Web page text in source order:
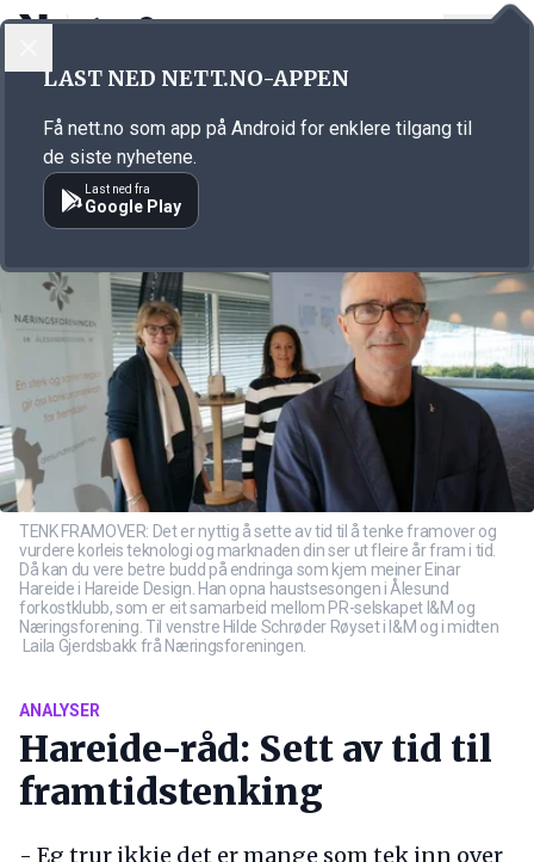
Annonsørinnhold
TENK FRAMOVER: Det er nyttig å sette av tid til å tenke framover og
vurdere korleis teknologi og marknaden din ser ut fleire år fram i tid.
Då kan du vere betre budd på endringa som kjem meiner Einar
Hareide i Hareide Design. Han opna haustsesongen i Ålesund
forkostklubb, som er eit samarbeid mellom PR-selskapet I&M og
Næringsforening. Til venstre Hilde Schrøder Røyset i I&M og i midten
Laila Gjerdsbakk frå Næringsforeningen.
ANALYSER
Hareide-råd: Sett av tid til
framtidstenking
- Eg trur ikkje det er mange som tek inn over
LAST NED NETT.NO-APPEN
Få nett.no som app på Android for enklere tilgang til
de siste nyhetene.
Last ned fra
Google Play